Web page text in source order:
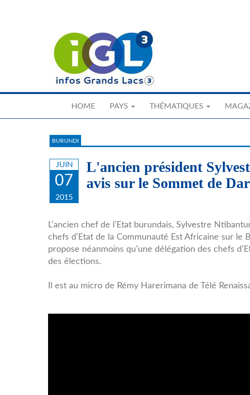
HOME PAYS THÉMATIQUES
BURUNDI
JUIN
07
2015
L'ancien président
avis sur le Sommet de
Sylvestre.jpg
L’ancien chef de l’Etat burundais, Sylvestre
chefs d’Etat de la Communauté Est Africaine sur le
propose néanmoins qu’une délégation des chefs
des élections.
Il est au micro de Rémy Harerimana de Télé